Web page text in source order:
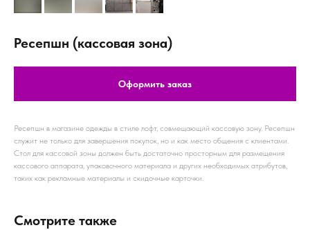
Ресепшн (кассовая зона)
Оформить заказ
Ресепшн в магазине одежды в стиле лофт, совмещающий кассовую зону. Ресепшн
служит не только для завершения покупок, но и как место общения с клиентами.
Стол для кассовой зоны должен быть достаточно просторным для размещения
кассового аппарата, упаковочного материала и других необходимых атрибутов,
таких как рекламные материалы и скидочные карточки.
Смотрите также